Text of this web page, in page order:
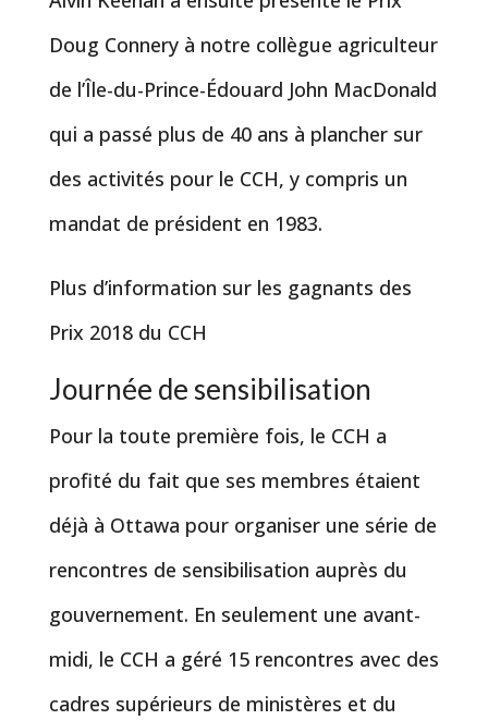
Doug Connery à notre collègue agriculteur
de l’Île-du-Prince-Édouard John MacDonald
qui a passé plus de 40 ans à plancher sur
des activités pour le CCH, y compris un
mandat de président en 1983.
Plus d’information sur les gagnants des
Prix 2018 du CCH
Journée de sensibilisation
Pour la toute première fois, le CCH a
profité du fait que ses membres étaient
déjà à Ottawa pour organiser une série de
rencontres de sensibilisation auprès du
gouvernement. En seulement une avant-
midi, le CCH a géré 15 rencontres avec des
cadres supérieurs de ministères et du